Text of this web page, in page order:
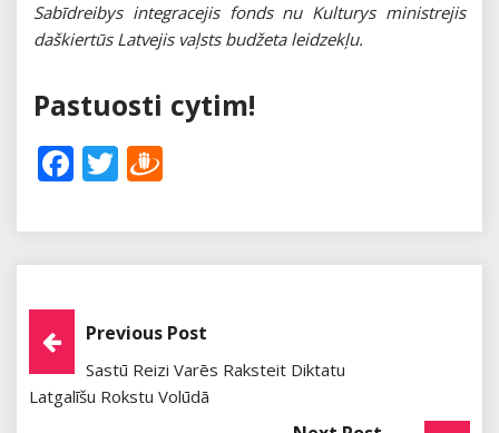
Sabīdreibys integracejis fonds nu Kulturys ministrejis
daškiertūs Latvejis vaļsts budžeta leidzekļu.
Pastuosti cytim!
Facebook
Twitter
Post
Navigation
Previous Post
Sastū Reizi Varēs Raksteit Diktatu
Latgalīšu Rokstu Volūdā